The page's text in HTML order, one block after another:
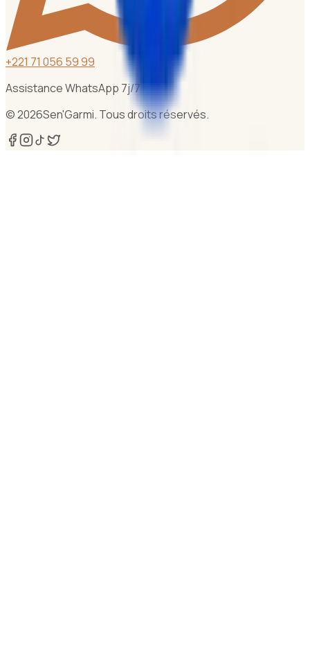
+221 71 056 59 99
Assistance WhatsApp 7j/7
©2026Sen'Garmi. Tous droits réservés.